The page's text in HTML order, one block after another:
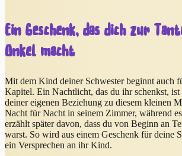
Ein Geschenk, das dich zur
Onkel macht
Mit dem Kind deiner Schwester beginnt auch
Kapitel. Ein Nachtlicht, das du ihr schenkst, ist
deiner eigenen Beziehung zu diesem kleinen
Nacht für Nacht in seinem Zimmer, während
erzählt später davon, dass du von Beginn an
warst. So wird aus einem Geschenk für deine
ein Versprechen an ihr Kind.